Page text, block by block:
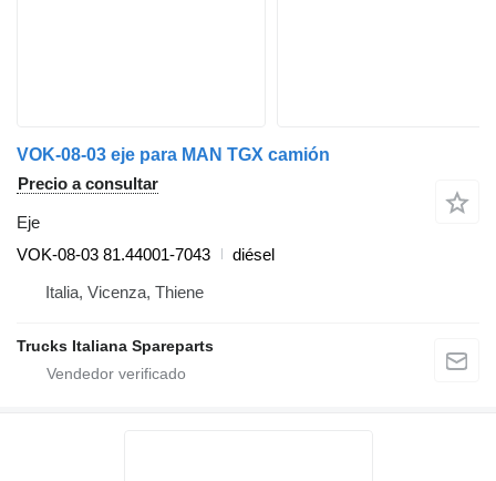
VOK-08-03 eje para MAN TGX camión
Precio a consultar
Eje
VOK-08-03 81.44001-7043
diésel
Italia, Vicenza, Thiene
Trucks Italiana Spareparts